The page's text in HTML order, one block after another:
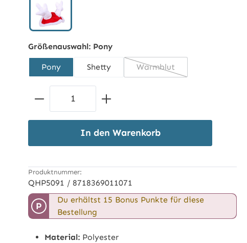
Größenauswahl: Pony
Pony Shetty Warmblut
(Diese Option ist zurzeit
Produkt Anzahl: Gib den
In den Warenkorb
Produktnummer:
QHP5091 / 8718369011071
P
Du erhältst 15 Bonus Punkte für diese
Bestellung
Material: Polyester